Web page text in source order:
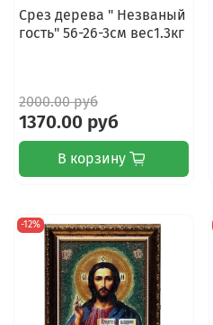
Срез дерева " Незваный
гость" 56-26-3см вес1.3кг
2000.00 руб
1370.00 руб
В корзину
-12%